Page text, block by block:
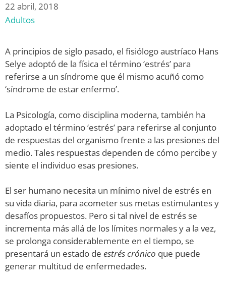
22 abril, 2018
Adultos
A principios de siglo pasado, el fisiólogo austríaco Hans
Selye adoptó de la física el término ‘estrés’ para
referirse a un síndrome que él mismo acuñó como
‘síndrome de estar enfermo’.
La Psicología, como disciplina moderna, también ha
adoptado el término ‘estrés’ para referirse al conjunto
de respuestas del organismo frente a las presiones del
medio. Tales respuestas dependen de cómo percibe y
siente el individuo esas presiones.
El ser humano necesita un mínimo nivel de estrés en
su vida diaria, para acometer sus metas estimulantes y
desafíos propuestos. Pero si tal nivel de estrés se
incrementa más allá de los límites normales y a la vez,
se prolonga considerablemente en el tiempo, se
presentará un estado de estrés crónico que puede
generar multitud de enfermedades.